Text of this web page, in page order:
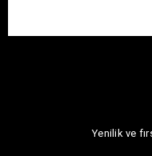
Yenilik ve